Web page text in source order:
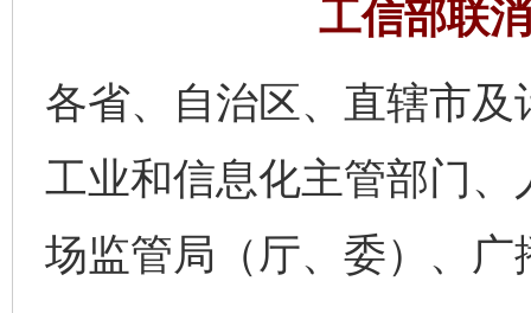
工信部联
各省、自治区、直辖市
工业和信息化主管部门
场监管局（厅、委）、